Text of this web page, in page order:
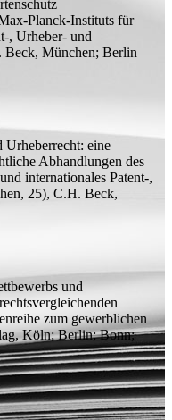
Planck-Instituts für
, Urheber- und
Beck, München; Berlin
eine
Abhandlungen des
internationales Patent-,
25), C.H. Beck,
und
zum gewerblichen
Köln; Berlin; Bonn;